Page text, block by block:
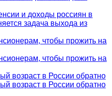
и доходы россиян в
задача выхода из
чтобы прожить на
чтобы прожить на
возраст в России обратно
возраст в России обратно